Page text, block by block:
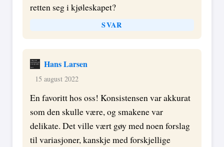
retten seg i kjøleskapet?
SVAR
Hans Larsen
15 august 2022
En favoritt hos oss! Konsistensen var akkurat
som den skulle være, og smakene var
delikate. Det ville vært gøy med noen forslag
til variasjoner, kanskje med forskjellige